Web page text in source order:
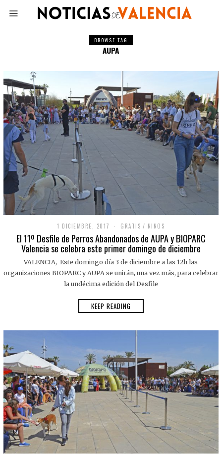
BROWSE TAG
AUPA
1 DICIEMBRE, 2017 GRATIS / NINOS
El 11º Desfile de Perros Abandonados de AUPA y BIOPARC
Valencia se celebra este primer domingo de diciembre
VALENCIA, Este domingo día 3 de diciembre a las 12h las
organizaciones BIOPARC y AUPA se unirán, una vez más, para celebrar
la undécima edición del Desfile
KEEP READING